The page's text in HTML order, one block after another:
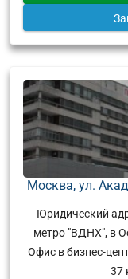
Москва, ул.
Юридический
метро "ВДНХ", в
Офис в бизнес-
37